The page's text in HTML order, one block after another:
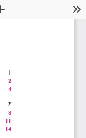
1
2
4
7
8
14